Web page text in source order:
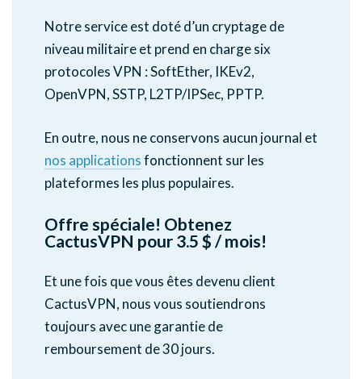
Notre service est doté d’un cryptage de
niveau militaire et prend en charge six
protocoles VPN : SoftEther, IKEv2,
OpenVPN, SSTP, L2TP/IPSec, PPTP.
En outre, nous ne conservons aucun journal et
nos applicationsfonctionnent sur les
plateformes les plus populaires.
Offre spéciale! Obtenez
CactusVPN pour 3.5 $ / mois!
Et une fois que vous êtes devenu client
CactusVPN, nous vous soutiendrons
toujours avec une garantie de
remboursement de 30 jours.